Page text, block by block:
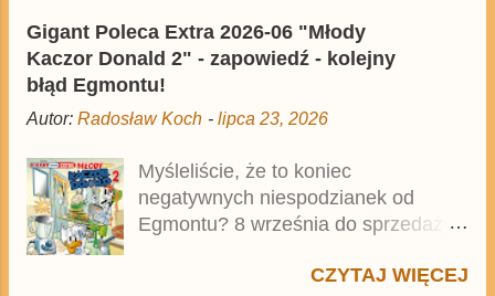
albumu odpowiedzialni byli Peyo,
twórca serii, i Yvan Delporte. Tom
wcześniej został opublikowany...
wynosi 49,99 zł i zamówicie go także
z rabatem na Egmont.pl . Za
przekład odpowiadał Jacek
Drewnowski. Publikacja jest
niemieckiego Lustiges Taschenbuch
Phantomias Collection , który trafił do
sprzedaży pod koniec 2025 roku.
Gigant Poleca Extra 2026-06 "Młody
Kaczor Donald 2" - zapowiedź - kolejny
błąd Egmontu!
Autor: Radosław Koch - lipca 23, 2026
Myśleliście, że to koniec
negatywnych niespodzianek od
Egmontu? 8 września do sprzedaży
Kaczor Donald 2 . Jednak wbrew
CZYTAJ WIĘCEJ